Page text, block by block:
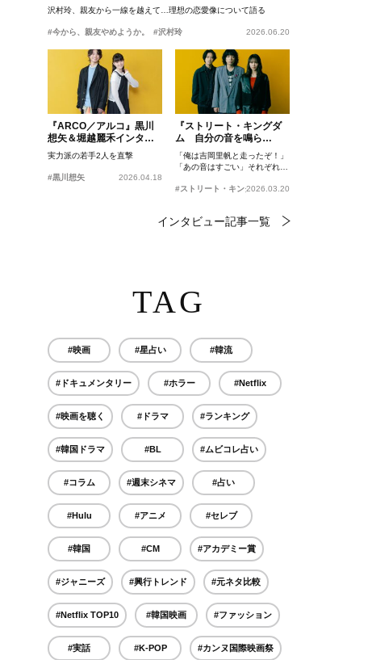
沢村玲、親友から一線を越えて…理想の恋愛像について語る
#今から、親友やめようか。 #沢村玲 2026.06.20
『ARCO／アルコ』黒川
想矢＆堀越麗禾インタビ
ュー
実力派の若手2人を直撃
#黒川想矢 2026.04.18
『ストリート・キングダ
ム 自分の音を鳴ら
せ。』峯田和伸、若葉竜
也、吉岡里帆インタビュ
ー
「俺は吉岡里帆と走ったぞ！」
「あの音はすごい」それぞれの
#ストリート・キングダム 自分の音を鳴らせ。
2026.03.20
インタビュー記事一覧
TAG
#映画 #星占い #韓流
#ドキュメンタリー #ホラー #Netflix
#映画を聴く #ドラマ #ランキング
#韓国ドラマ #BL #ムビコレ占い
#コラム #週末シネマ #占い
#Hulu #アニメ #セレブ
#韓国 #CM #アカデミー賞
#ジャニーズ #興行トレンド #元ネタ比較
#Netflix TOP10 #韓国映画 #ファッション
#実話 #K-POP #カンヌ国際映画祭